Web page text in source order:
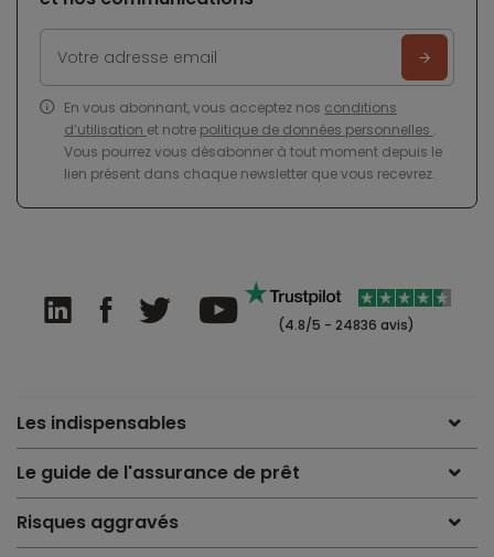
En vous abonnant, vous acceptez nos conditions
d’utilisation et notre politique de données personnelles .
Vous pourrez vous désabonner à tout moment depuis le
lien présent dans chaque newsletter que vous recevrez.
(4.8/5 - 24836 avis)
Les indispensables
Le guide de l'assurance de prêt
Risques aggravés